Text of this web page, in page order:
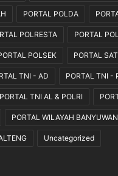
PORTAL POLDA
POLRESTA PORTAL
POLSEK PORTAL
TNI - AD PORTAL TNI -
PORTAL TNI AL & POLRI
PORTAL WILAYAH
Uncategorized